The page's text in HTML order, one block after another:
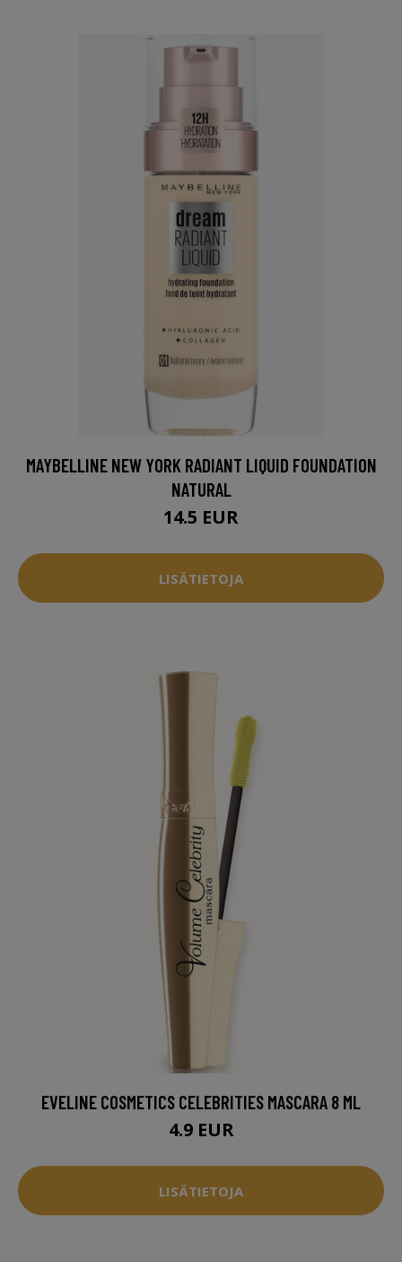
MAYBELLINE NEW YORK RADIANT LIQUID FOUNDATION
NATURAL
14.5 EUR
LISÄTIETOJA
EVELINE COSMETICS CELEBRITIES MASCARA 8 ML
4.9 EUR
LISÄTIETOJA